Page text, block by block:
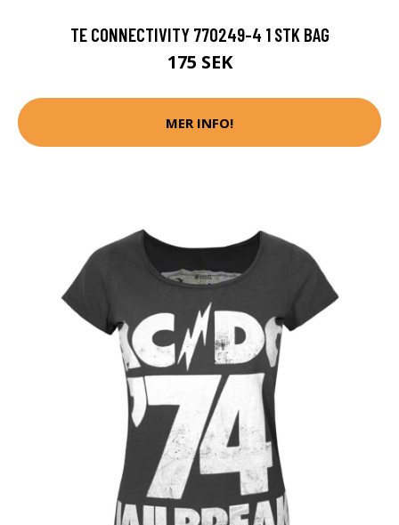
TE CONNECTIVITY 770249-4 1 STK BAG
175 SEK
MER INFO!